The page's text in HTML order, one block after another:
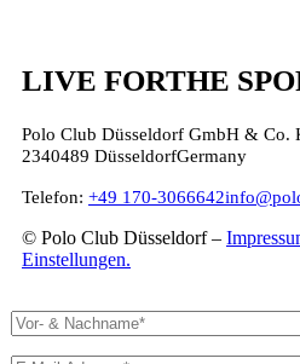
LIVE FORTHE
Polo Club Düsseldorf GmbH & Co.
2340489 DüsseldorfGermany
Telefon: +49 170-3066642
© Polo Club Düsseldorf –
Einstellungen.